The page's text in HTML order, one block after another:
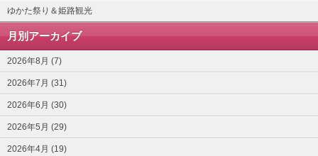
ゆかた祭り＆姫路観光
月別アーカイブ
2026年8月 (7)
2026年7月 (31)
2026年6月 (30)
2026年5月 (29)
2026年4月 (19)